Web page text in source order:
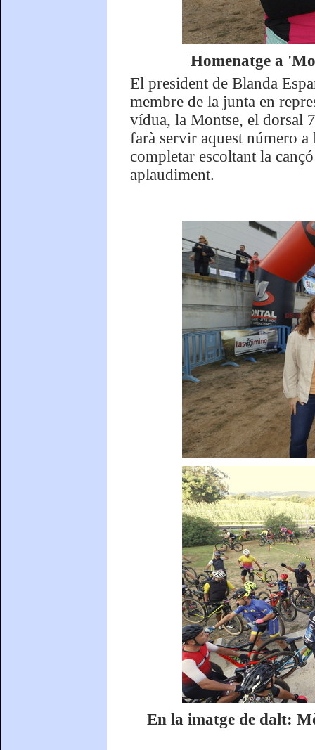
Homenatge a
El president de Blanda
membre de la junta en
vídua, la Montse, el dorsal
farà servir aquest número
completar escoltant la
aplaudiment.
En la imatge de dalt: